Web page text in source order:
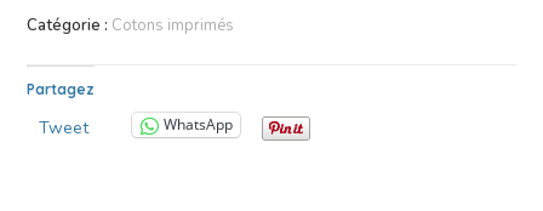
Catégorie : Cotons imprimés
Partagez
Tweet WhatsApp